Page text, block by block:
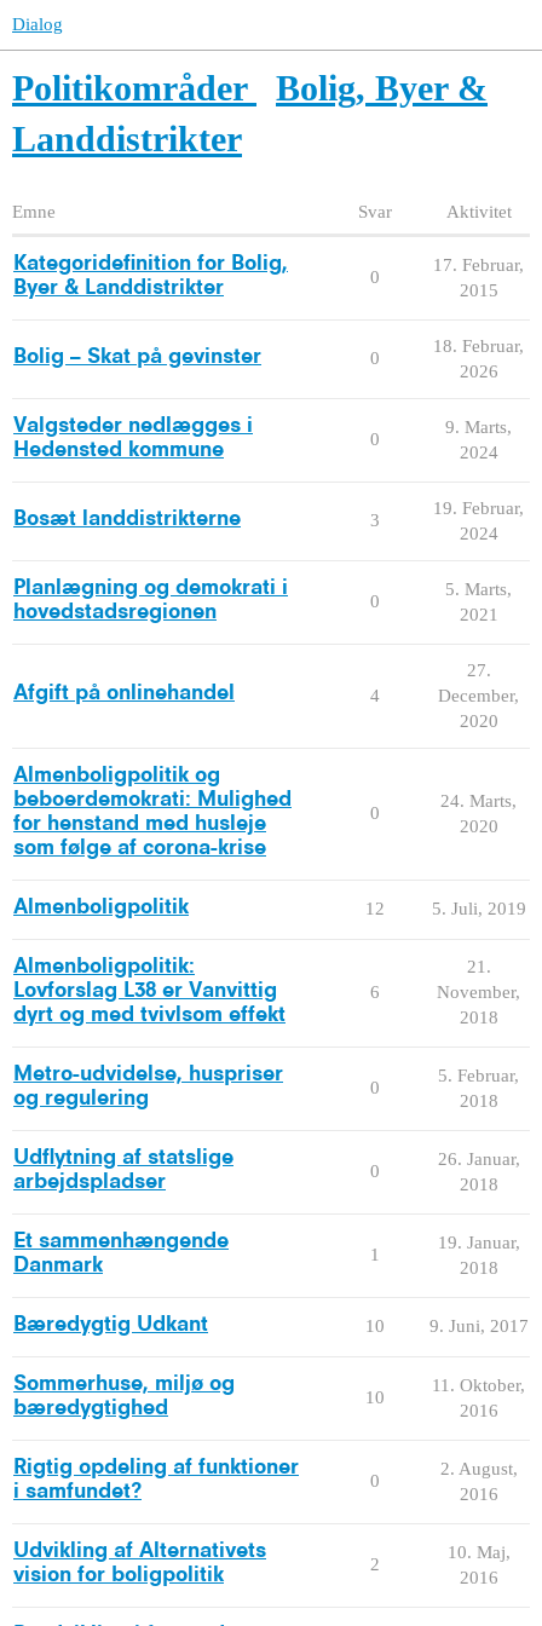
Dialog
Politikområder
Bolig, Byer &
Landdistrikter
Emne Svar Aktivitet
Kategoridefinition for Bolig,
Byer & Landdistrikter
0
17. Februar,
2015
Bolig – Skat på gevinster 0
18. Februar,
2026
Valgsteder nedlægges i
Hedensted kommune
0
9. Marts,
2024
Bosæt landdistrikterne 3
19. Februar,
2024
Planlægning og demokrati i
hovedstadsregionen
0
5. Marts,
2021
Afgift på onlinehandel 4
27.
December,
2020
Almenboligpolitik og
beboerdemokrati: Mulighed
for henstand med husleje
som følge af corona-krise
0
24. Marts,
2020
Almenboligpolitik 12 5. Juli, 2019
Almenboligpolitik:
Lovforslag L38 er Vanvittig
dyrt og med tvivlsom effekt
6
21.
November,
2018
Metro-udvidelse, huspriser
og regulering
0
5. Februar,
2018
Udflytning af statslige
arbejdspladser
0
26. Januar,
2018
Et sammenhængende
Danmark
1
19. Januar,
2018
Bæredygtig Udkant 10 9. Juni, 2017
Sommerhuse, miljø og
bæredygtighed
10
11. Oktober,
2016
Rigtig opdeling af funktioner
i samfundet?
0
2. August,
2016
Udvikling af Alternativets
vision for boligpolitik
2
10. Maj,
2016